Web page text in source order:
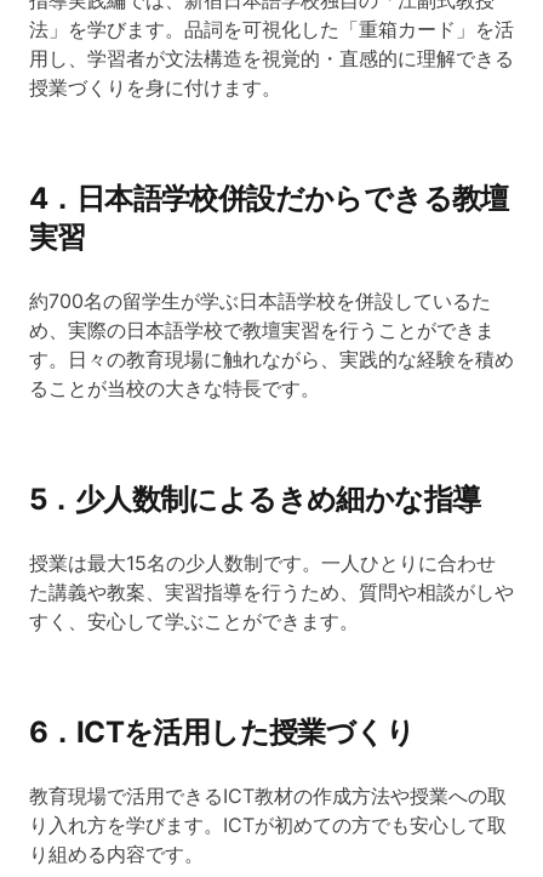
法」を学びます。品詞を可視化した「重箱カード」を活
用し、学習者が文法構造を視覚的・直感的に理解できる
授業づくりを身に付けます。
4．日本語学校併設だからできる教壇
実習
約700名の留学生が学ぶ日本語学校を併設しているた
め、実際の日本語学校で教壇実習を行うことができま
す。日々の教育現場に触れながら、実践的な経験を積め
ることが当校の大きな特長です。
5．少人数制によるきめ細かな指導
授業は最大15名の少人数制です。一人ひとりに合わせ
た講義や教案、実習指導を行うため、質問や相談がしや
すく、安心して学ぶことができます。
6．ICTを活用した授業づくり
教育現場で活用できるICT教材の作成方法や授業への取
り入れ方を学びます。ICTが初めての方でも安心して取
り組める内容です。